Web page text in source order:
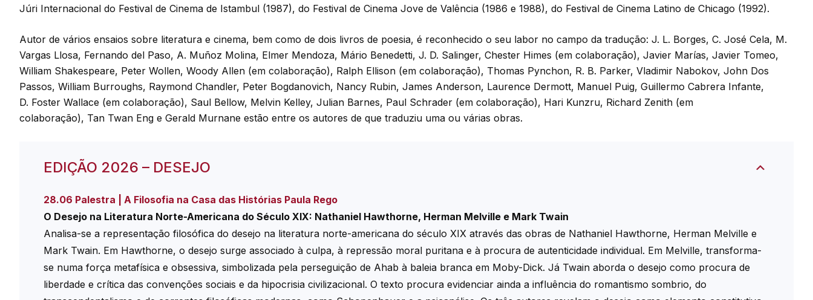
Júri Internacional do Festival de Cinema de Istambul (1987), do Festival de Cinema Jove de Valência (1986 e 1988), do Festival de Cinema Latino de Chicago (1992).
Autor de vários ensaios sobre literatura e cinema, bem como de dois livros de poesia, é reconhecido o seu labor no campo da tradução: J. L. Borges, C. José Cela, M.
Vargas Llosa, Fernando del Paso, A. Muñoz Molina, Elmer Mendoza, Mário Benedetti, J. D. Salinger, Chester Himes (em colaboração), Javier Marías, Javier Tomeo,
William Shakespeare, Peter Wollen, Woody Allen (em colaboração), Ralph Ellison (em colaboração), Thomas Pynchon, R. B. Parker, Vladimir Nabokov, John Dos
Passos, William Burroughs, Raymond Chandler, Peter Bogdanovich, Nancy Rubin, James Anderson, Laurence Dermott, Manuel Puig, Guillermo Cabrera Infante,
D. Foster Wallace (em colaboração), Saul Bellow, Melvin Kelley, Julian Barnes, Paul Schrader (em colaboração), Hari Kunzru, Richard Zenith (em
colaboração), Tan Twan Eng e Gerald Murnane estão entre os autores de que traduziu uma ou várias obras.
EDIÇÃO 2026 – DESEJO
28.06 Palestra | A Filosofia na Casa das Histórias Paula Rego
O Desejo na Literatura Norte-Americana do Século XIX: Nathaniel Hawthorne, Herman Melville e Mark Twain
Analisa-se a representação filosófica do desejo na literatura norte-americana do século XIX através das obras de Nathaniel Hawthorne, Herman Melville e
Mark Twain. Em Hawthorne, o desejo surge associado à culpa, à repressão moral puritana e à procura de autenticidade individual. Em Melville, transforma-
se numa força metafísica e obsessiva, simbolizada pela perseguição de Ahab à baleia branca em Moby-Dick. Já Twain aborda o desejo como procura de
liberdade e crítica das convenções sociais e da hipocrisia civilizacional. O texto procura evidenciar ainda a influência do romantismo sombrio, do